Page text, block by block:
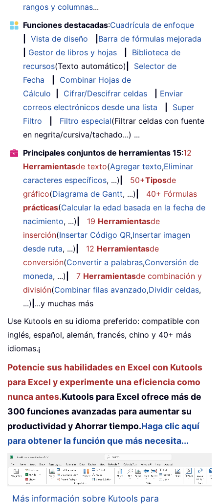
rangos y columnas...
Funciones destacadas:Cuadrícula de enfoque
Vista de diseño
Barra de fórmulas mejorada
Gestor de libros y hojas
Biblioteca de
recursos(Texto automático)
Selector de
Fecha
Combinar Hojas de
Cálculo
Cifrar/Descifrar celdas
Enviar
correos electrónicos desde una lista
Super
Filtro
Filtro especial(Filtrar celdas con fuente
en negrita/cursiva/tachado...) ...
Principales conjuntos de herramientas 15:12
Herramientasde texto(Agregar texto,Eliminar
caracteres específicos, ...) 50+Tiposde
gráfico(Diagrama de Gantt, ...)
40+ Fórmulas
prácticas(Calcular la edad basada en la fecha de
nacimiento, ...) 19 Herramientasde
inserción(Insertar Código QR,Insertar imagen
desde ruta, ...) 12 Herramientasde
conversión(Convertir a palabras,Conversión de
moneda, ...) 7 Herramientasde combinación y
división(Combinar filas avanzado,Dividir celdas,
...) ...y muchas más
Use Kutools en su idioma preferido: compatible con
inglés, español, alemán, francés, chino y 40+ más
idiomas.¡
Potencie sus habilidades en Excel con Kutools
para Excel y experimente una eficiencia como
nunca antes.Kutools para Excel ofrece más de
300 funciones avanzadas para aumentar su
productividad y Ahorrar tiempo.Haga clic aquí
para obtener la función que más necesita...
Más información sobre Kutools para